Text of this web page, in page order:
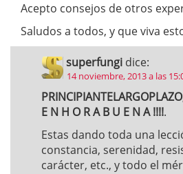
Acepto consejos de otros
Saludos a todos, y que viva
superfungi dice:
14 noviembre, 2013 a las
PRINCIPIANTELARGOPLAZO
E N H O R A B U E N A !!!!.
Estas dando toda una
constancia, serenidad,
carácter, etc., y todo el